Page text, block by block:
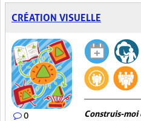
CRÉATION VISUELLE
0 Construis-moi